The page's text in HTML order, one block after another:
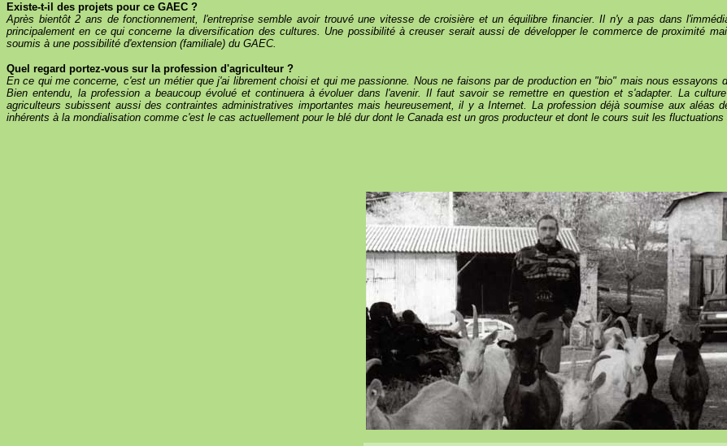
Existe-t-il des projets pour ce GAEC ?
Après bientôt 2 ans de fonctionnement, l'entreprise semble avoir trouvé une vitesse de croisière et un équilibre financier. Il n'y a pas dans
principalement en ce qui concerne la diversification des cultures. Une possibilité à creuser serait aussi de développer le commerce de proximité
soumis à une possibilité d'extension (familiale) du GAEC.
Quel regard portez-vous sur la profession d'agriculteur ?
En ce qui me concerne, c'est un métier que j'ai librement choisi et qui me passionne. Nous ne faisons par de production en "bio" mais nous essayons
Bien entendu, la profession a beaucoup évolué et continuera à évoluer dans l'avenir. Il faut savoir se remettre en question et s'adapter. La
agriculteurs subissent aussi des contraintes administratives importantes mais heureusement, il y a Internet. La profession déjà soumise aux
inhérents à la mondialisation comme c'est le cas actuellement pour le blé dur dont le Canada est un gros producteur et dont le cours suit les fluctuations